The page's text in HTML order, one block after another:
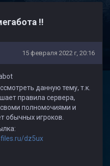
!!
15 февраля 2022 г, 20:16
данную тему, т.к.
правила сервера,
своми полномочиями и
обычных игроков.
dz5ux